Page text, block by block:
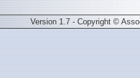
Version 1.7 - Copyright ©